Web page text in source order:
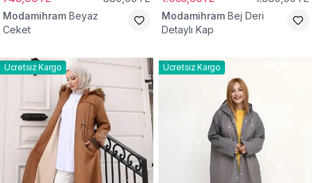
Modamihram Beyaz
Ceket
Modamihram Bej Deri
Detaylı Kap
Ücretsiz Kargo Ücretsiz Kargo